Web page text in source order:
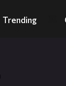
Trending